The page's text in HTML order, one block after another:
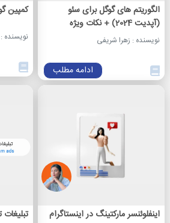
الگوریتم های گوگل برای سئو
(آپدیت 2024) + نکات ویژه
نویسنده : زهرا شریفی
ادامه مطلب
کمپین
نویسنده
اینفلوئنسر مارکتینگ در اینستاگرام تبلیغات